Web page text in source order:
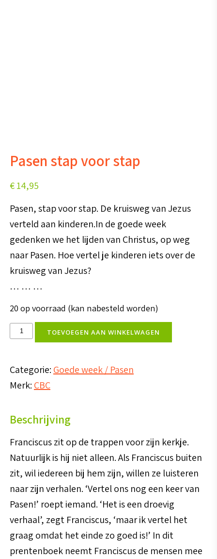
Pasen stap voor stap
€14,95
Pasen, stap voor stap. De kruisweg van Jezus
verteld aan kinderen.In de goede week
gedenken we het lijden van Christus, op weg
naar Pasen. Hoe vertel je kinderen iets over de
kruisweg van Jezus?
… … …
20 op voorraad (kan nabesteld worden)
Pasen
stap
aantal
TOEVOEGEN AAN WINKELWAGEN
Categorie: Goede week / Pasen
Merk: CBC
Beschrijving
Franciscus zit op de trappen voor zijn kerkje.
Natuurlijk is hij niet alleen. Als Franciscus buiten
zit, wil iedereen bij hem zijn, willen ze luisteren
naar zijn verhalen. ‘Vertel ons nog een keer van
Pasen!’ roept iemand. ‘Het is een droevig
verhaal’, zegt Franciscus, ‘maar ik vertel het
graag omdat het einde zo goed is!’ In dit
prentenboek neemt Franciscus de mensen mee